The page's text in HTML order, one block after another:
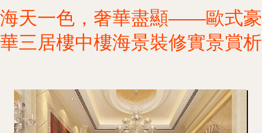
海天一色，奢華盡顯——歐式豪
華三居樓中樓海景裝修實景賞析